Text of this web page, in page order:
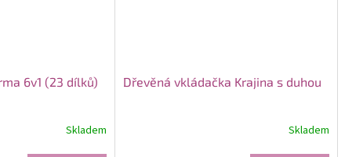
6v1 (23 dílků)
Skladem
Dřevěná vkládačka Krajina s duhou
Skladem